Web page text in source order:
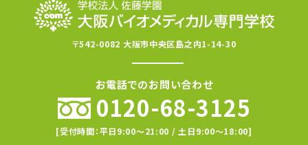
〒542-0082 大阪市中央区島之内1-14-30
お電話でのお問い合わせ
0120-68-3125
[受付時間：平日9:00〜21:00 / 土日9:00〜18:00]